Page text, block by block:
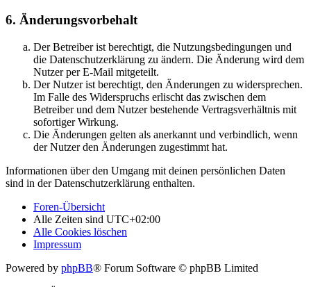
6. Änderungsvorbehalt
Der Betreiber ist berechtigt, die Nutzungsbedingungen und
die Datenschutzerklärung zu ändern. Die Änderung wird dem
Nutzer per E-Mail mitgeteilt.
Der Nutzer ist berechtigt, den Änderungen zu widersprechen.
Im Falle des Widerspruchs erlischt das zwischen dem
Betreiber und dem Nutzer bestehende Vertragsverhältnis mit
sofortiger Wirkung.
Die Änderungen gelten als anerkannt und verbindlich, wenn
der Nutzer den Änderungen zugestimmt hat.
Informationen über den Umgang mit deinen persönlichen Daten
sind in der Datenschutzerklärung enthalten.
Foren-Übersicht
Alle Zeiten sind UTC+02:00
Alle Cookies löschen
Impressum
Powered by phpBB® Forum Software © phpBB Limited